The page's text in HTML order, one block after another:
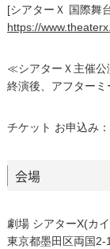
[シアターＸ 国際舞
https://
≪シアターＸ主催
終演後、アフターミ
チケット お申込み：
会場
劇場 シアターΧ(カ
東京都墨田区両国2-